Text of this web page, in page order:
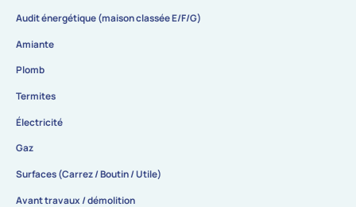
Audit énergétique (maison classée E/F/G)
Amiante
Plomb
Termites
Électricité
Gaz
Surfaces (Carrez / Boutin / Utile)
Avant travaux / démolition